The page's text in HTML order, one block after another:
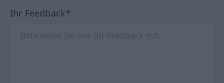
Ihr Feedback*